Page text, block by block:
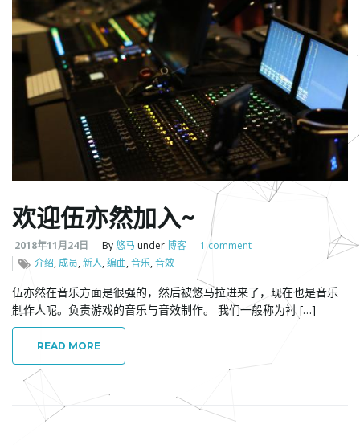
g
e
n
欢迎伍亦然加入~
2018年11月24日 By悠马 under博客
1 comment
介绍,成员,新人,编曲,音乐,音效
伍亦然在音乐方面是很强的，然后被悠马拉进来了，现在也是音乐
制作人呢。负责游戏的音乐与音效制作。 我们一般称为衬 […]
READ MORE